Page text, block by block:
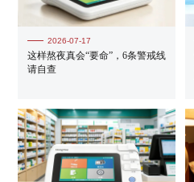
2026-07-17
这样熬夜真会“要命”，6条警戒线
请自查